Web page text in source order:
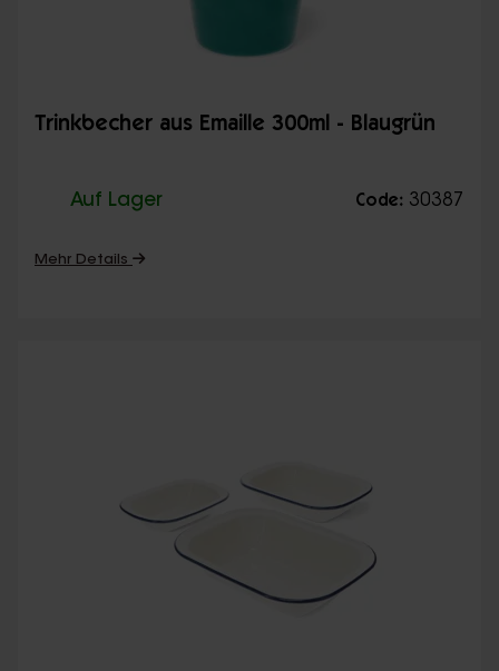
Trinkbecher aus Emaille 300ml - Blaugrün
Auf Lager Code: 30387
Mehr Details